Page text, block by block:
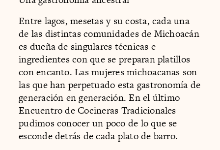
Entre lagos, mesetas y su costa, cada una
de las distintas comunidades de Michoacán
es dueña de singulares técnicas e
ingredientes con que se preparan platillos
con encanto. Las mujeres michoacanas son
las que han perpetuado esta gastronomía de
generación en generación. En el último
Encuentro de Cocineras Tradicionales
pudimos conocer un poco de lo que se
esconde detrás de cada plato de barro.